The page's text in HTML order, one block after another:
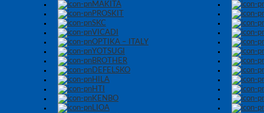
MAKITA
PROSKIT
SKC
VICADI
OPTIKA – ITALY
YOTSUGI
BROTHER
DEFELSKO
HILA
HTI
KENBO
LIOA